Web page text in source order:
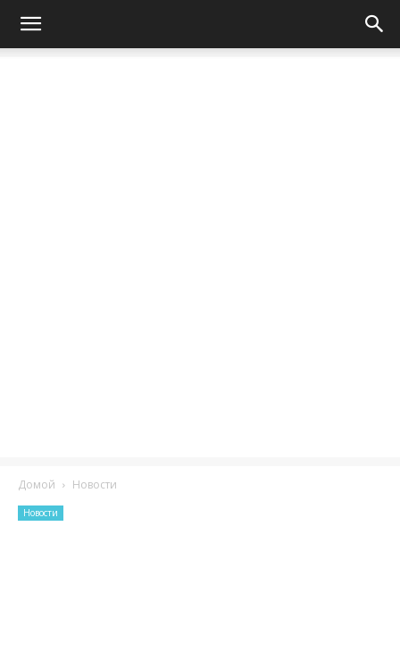
Домой Новости
Новости